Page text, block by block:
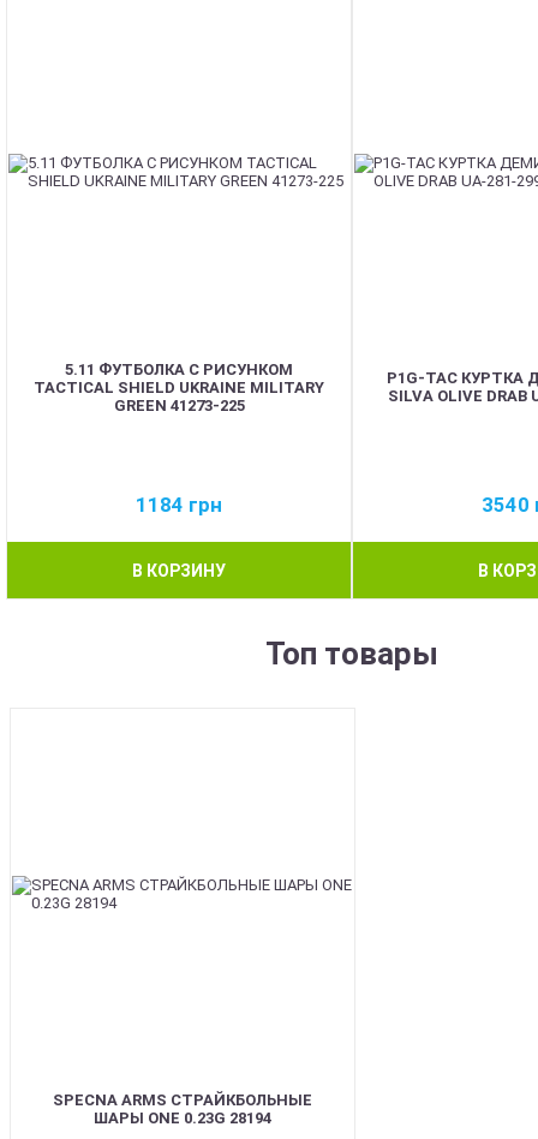
5.11 ФУТБОЛКА С РИСУНКОМ
TACTICAL SHIELD UKRAINE MILITARY
GREEN 41273-225
1184 грн
В КОРЗИНУ
P1G-TAC
SILVA OLIVE DRAB
3540
В
Топ товары
SPECNA ARMS СТРАЙКБОЛЬНЫЕ
ШАРЫ ONE 0.23G 28194